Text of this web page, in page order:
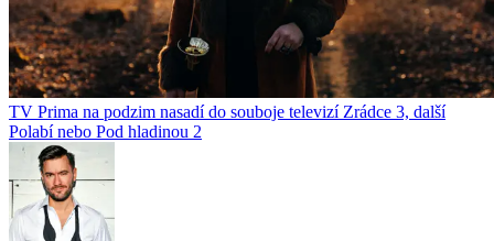
TV Prima na podzim nasadí do souboje televizí Zrádce 3, další
Polabí nebo Pod hladinou 2